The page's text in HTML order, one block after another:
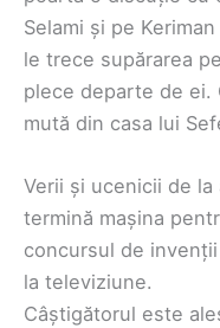
Selami și pe
le trece supărarea
plece departe de ei.
mută din casa lui
Verii și ucenicii de
termină mașina
concursul de
la televiziune.
Câștigătorul este